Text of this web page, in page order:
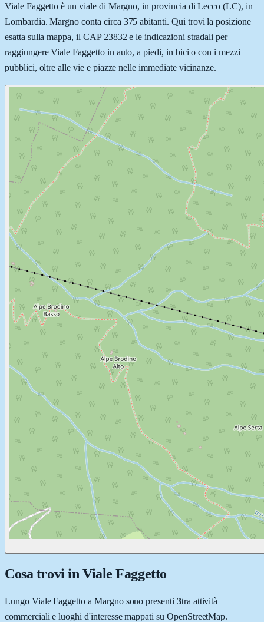
Viale Faggetto è un viale di Margno, in provincia di Lecco (LC), in
Lombardia. Margno conta circa 375 abitanti. Qui trovi la posizione
esatta sulla mappa, il CAP 23832 e le indicazioni stradali per
raggiungere Viale Faggetto in auto, a piedi, in bici o con i mezzi
pubblici, oltre alle vie e piazze nelle immediate vicinanze.
Cosa trovi in Viale Faggetto
Lungo Viale Faggetto a Margnosono presenti 3tra attività
commerciali e luoghi d'interesse mappati su OpenStreetMap.